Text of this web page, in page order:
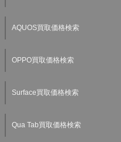
AQUOS買取価格検索
OPPO買取価格検索
Surface買取価格検索
Qua Tab買取価格検索